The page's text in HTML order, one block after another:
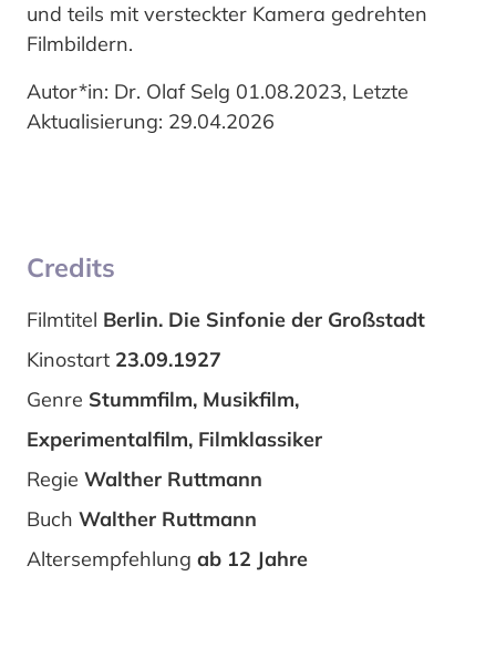
und teils mit versteckter Kamera gedrehten
Filmbildern.
Autor*in: Dr. Olaf Selg 01.08.2023, Letzte
Aktualisierung: 29.04.2026
Credits
Filmtitel Berlin. Die Sinfonie der Großstadt
Kinostart 23.09.1927
Genre Stummfilm, Musikfilm,
Experimentalfilm, Filmklassiker
Regie Walther Ruttmann
Buch Walther Ruttmann
Altersempfehlung ab 12 Jahre